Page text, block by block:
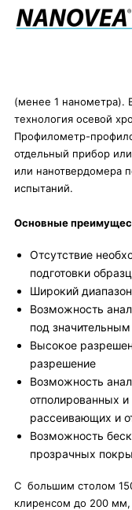
(менее 1 нанометра).
технология осевой
Профилометр-
отдельный прибор
или нанотвердомера
испытаний.
Основные
Отсутствие
подготовки
Широкий
Возможность
под значительным
Высокое
разрешение
Возможность
отполированных
рассеивающих и
Возможность
прозрачных
С большим столом
клиренсом до 200